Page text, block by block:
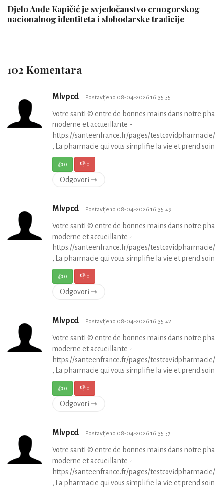
Djelo Anđe Kapičić je svjedočanstvo crnogorskog
nacionalnog identiteta i slobodarske tradicije
102 Komentara
Mlvpcd Postavljeno 08-04-2026 16:35:55
Votre santГ© entre de bonnes mains dans notre
moderne et accueillante -
https://santeenfrance.fr/pages/testcovidpharmacie/
, La pharmacie qui vous simplifie la vie et prend soin
👍0 👎0
Odgovori ⇾
Mlvpcd Postavljeno 08-04-2026 16:35:49
Votre santГ© entre de bonnes mains dans notre
moderne et accueillante -
https://santeenfrance.fr/pages/testcovidpharmacie/
, La pharmacie qui vous simplifie la vie et prend soin
👍0 👎0
Odgovori ⇾
Mlvpcd Postavljeno 08-04-2026 16:35:42
Votre santГ© entre de bonnes mains dans notre
moderne et accueillante -
https://santeenfrance.fr/pages/testcovidpharmacie/
, La pharmacie qui vous simplifie la vie et prend soin
👍0 👎0
Odgovori ⇾
Mlvpcd Postavljeno 08-04-2026 16:35:37
Votre santГ© entre de bonnes mains dans notre
moderne et accueillante -
https://santeenfrance.fr/pages/testcovidpharmacie/
, La pharmacie qui vous simplifie la vie et prend soin